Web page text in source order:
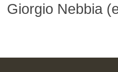
Giorgio Nebbia